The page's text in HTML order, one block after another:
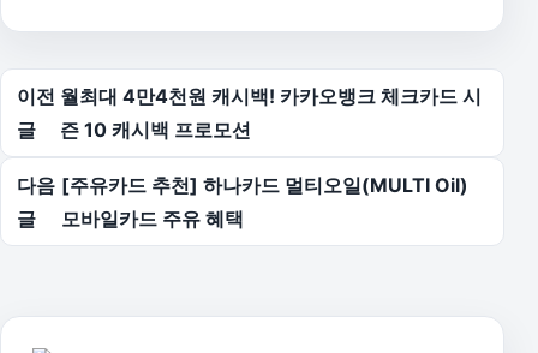
글 탐색
이전
글
월최대 4만4천원 캐시백! 카카오뱅크 체크카드 시
즌 10 캐시백 프로모션
다음
글
[주유카드 추천] 하나카드 멀티오일(MULTI Oil)
모바일카드 주유 혜택